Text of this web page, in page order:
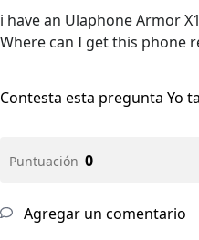
i have an Ulaphone Armor
Where can I get this phone
Contesta esta pregunta Yo
Puntuación 0
Agregar un comentario